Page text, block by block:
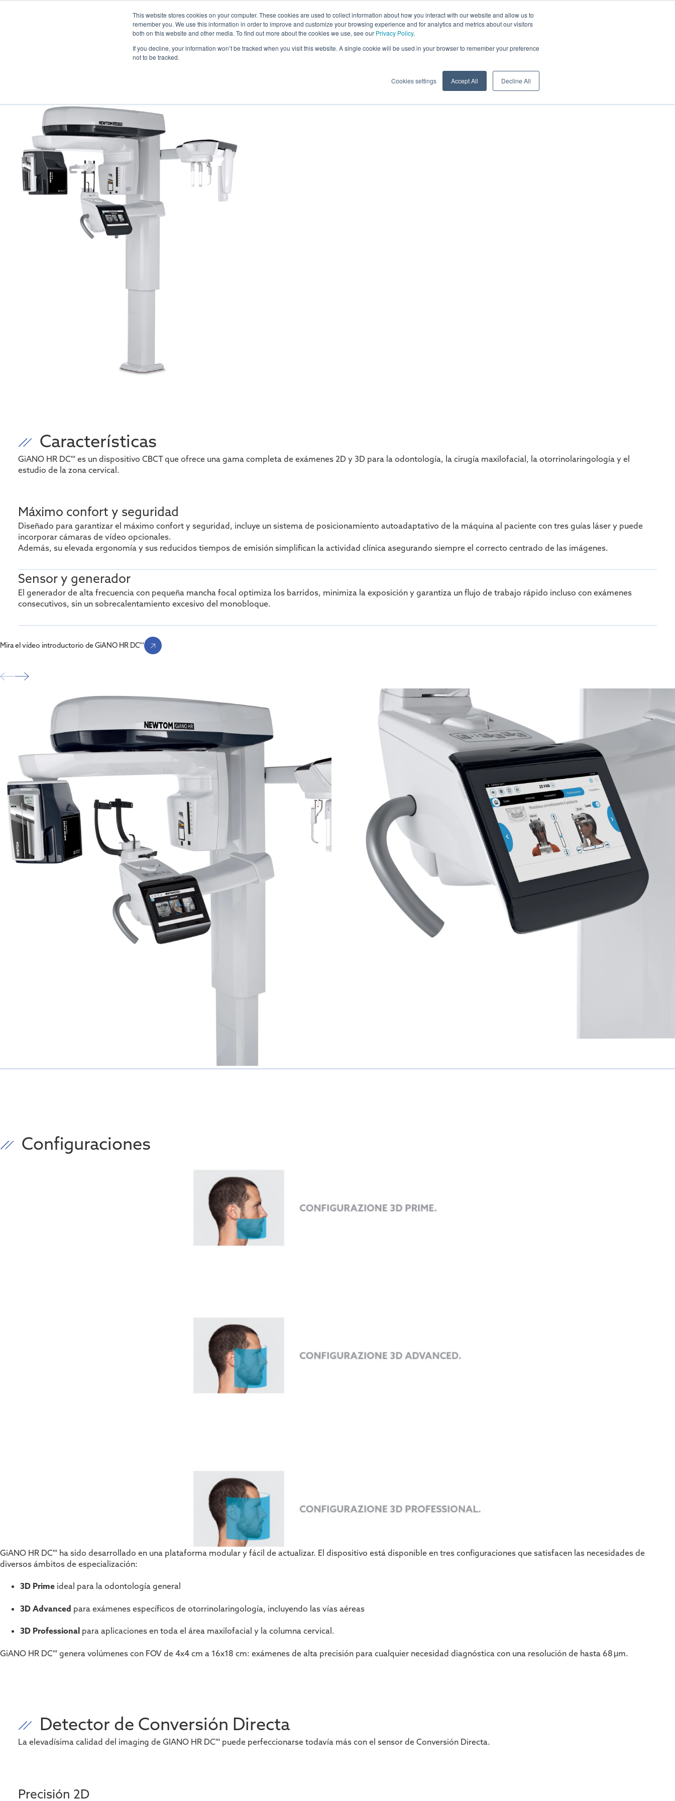
This website stores cookies on your computer. These cookies are used to collect information about how you interact with our website and allow us to
remember you. We use this information in order to improve and customize your browsing experience and for analytics and metrics about our visitors
both on this website and other media. To find out more about the cookies we use, see our Privacy Policy.
If you decline, your information won’t be tracked when you visit this website. A single cookie will be used in your browser to remember your preference
not to be tracked.
Cookies settings Accept All Decline All
Productos Formación Software Neowise
Características
GiANO HR DC''' es un dispositivo CBCT que ofrece una gama completa de exámenes 2D y 3D para la odontología, la cirugía maxilofacial, la otorrinolaringología y el
estudio de la zona cervical.
Máximo confort y seguridad
Diseñado para garantizar el máximo confort y seguridad, incluye un sistema de posicionamiento autoadaptativo de la máquina al paciente con tres guías láser y puede
incorporar cámaras de vídeo opcionales.
Además, su elevada ergonomía y sus reducidos tiempos de emisión simplifican la actividad clínica asegurando siempre el correcto centrado de las imágenes.
Sensor y generador
El generador de alta frecuencia con pequeña mancha focal optimiza los barridos, minimiza la exposición y garantiza un flujo de trabajo rápido incluso con exámenes
consecutivos, sin un sobrecalentamiento excesivo del monobloque.
Mira el vídeo introductorio de GiANO HR DC'''
Configuraciones
GiANO HR DC''' ha sido desarrollado en una plataforma modular y fácil de actualizar. El dispositivo está disponible en tres configuraciones que satisfacen las necesidades de
diversos ámbitos de especialización:
3D Prime ideal para la odontología general
3D Advanced para exámenes específicos de otorrinolaringología, incluyendo las vías aéreas
3D Professional para aplicaciones en toda el área maxilofacial y la columna cervical.
GiANO HR DC''' genera volúmenes con FOV de 4x4 cm a 16x18 cm: exámenes de alta precisión para cualquier necesidad diagnóstica con una resolución de hasta 68 μm.
Detector de Conversión Directa
La elevadísima calidad del imaging de GIANO HR DC''' puede perfeccionarse todavía más con el sensor de Conversión Directa.
Precisión 2D